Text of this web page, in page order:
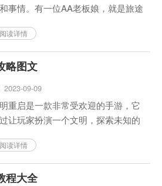
事情。有一位AA老板娘，就是旅途
助和建议，让我们的旅途更加愉快
松。本文将介绍这位AA老板娘的攻
...
阅读详情
略图文
2023-09-09
重启是一款非常受欢迎的手游，它
让玩家扮演一个文明，探索未知的
所未有的游戏乐趣。在文明重启
魔法是非常重要的一种能力，它可
游戏变得更加有趣和富有挑战性...
阅读详情
程大全